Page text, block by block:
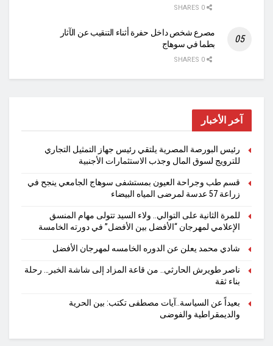
مصرع شخص داخل حفرة أثناء التنقيب عن الآثار
بطما في سوهاج
آخر الأخبار
رئيس البورصة المصرية يلتقي رئيس جهاز التمثيل التجاري
للترويج لسوق المال وجذب الاستثمارات الأجنبية
قسم طب وجراحة العيون بمستشفى سوهاج الجامعي ينجح في
زراعة 57 عدسة لمرضى المياه البيضاء
للمرة الثانية على التوالي.. ولاء السيد تتولى مهام المنسق
الإعلامي لمهرجان “الأفضل بين الأفضل” في دورته الخامسة
شادي محمد يعلن عن الدوره الخامسه لمهرجان الأفضل
ناصر طويرش الحارثي.. من قاعة المزاد إلى شاشة الخبر… رحلة
بناء ثقة
بعيداً عن السياسة..آيات مصطفى تكتب: بين الحرية
والديمقراطية والفوضى